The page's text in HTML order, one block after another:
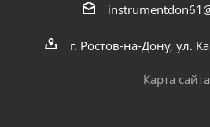
г. Ростов-на-Дону, ул.
Карта сайта